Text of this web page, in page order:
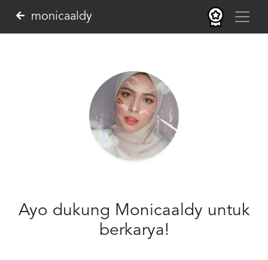
monicaaldy
Ayo dukung Monicaaldy untuk
berkarya!